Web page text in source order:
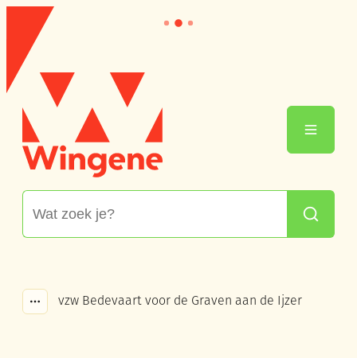
Naar inhoud
Wingene
Zoeken
Menu
Toon alle broodkruimel items
vzw Bedevaart voor de Graven aan de Ijzer